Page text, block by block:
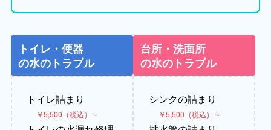
トイレ・便器
の水のトラブル
トイレ詰まり
￥5,500（税込）～
台所・洗面所
の水のトラブル
シンクの詰まり
￥5,500（税込）～